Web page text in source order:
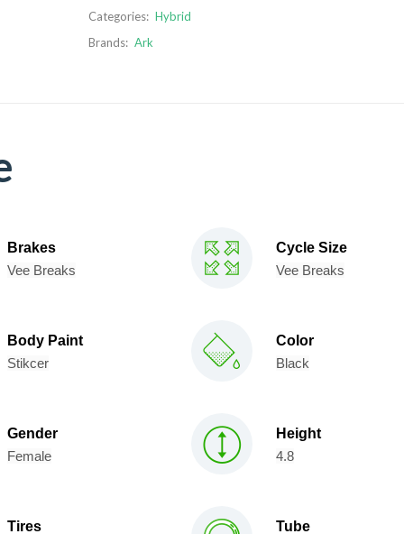
Categories: Hybrid
Brands: Ark
Brakes
Vee Breaks
Cycle Size
Vee Breaks
Body Paint
Stikcer
Color
Black
Gender
Female
Height
4.8
Tires
Tube